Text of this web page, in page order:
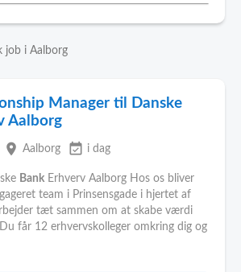
job i Aalborg
Manager til Danske
Aalborg
place Aalborg event_available i dag
Bank Erhverv Aalborg Hos os bliver
team i Prinsensgade i hjertet af
tæt sammen om at skabe værdi
får 12 erhvervskolleger omkring dig og